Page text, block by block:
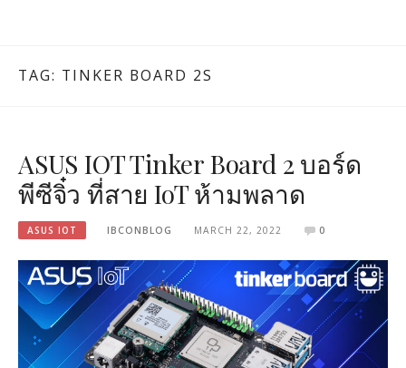
TAG: TINKER BOARD 2S
ASUS IOT Tinker Board 2 บอร์ด
พีซีจิ๋ว ที่สาย IoT ห้ามพลาด
ASUS IOT IBCONBLOG MARCH 22, 2022 0